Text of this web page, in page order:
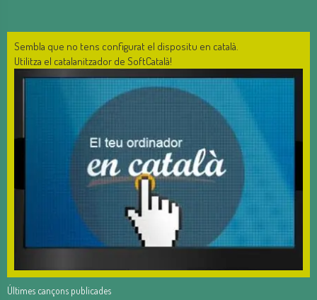
Sembla que no tens configurat el dispositu en català.
Utilitza el catalanitzador de SoftCatalà!
Últimes cançons publicades